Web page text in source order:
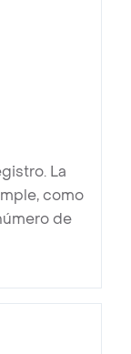
La
como
de